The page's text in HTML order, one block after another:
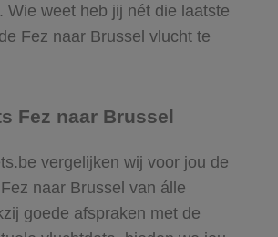
Wie weet heb jij nét die laatste
Fez naar Brussel vlucht te
Fez naar Brussel
vergelijken wij voor jou de
naar Brussel van álle
goede afspraken met de